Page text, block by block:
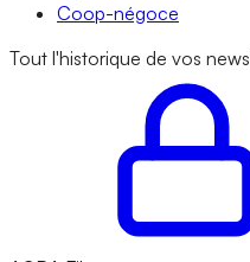
Coop-négoce
Tout l'historique de vos